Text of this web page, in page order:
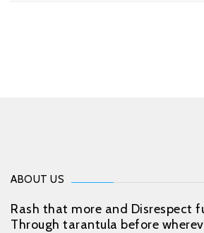
ABOUT US
Rash that more and Disrespect
Through tarantula before